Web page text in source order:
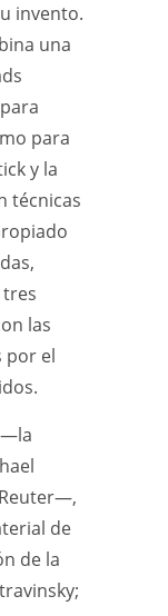
invento.
una
para
y la
técnicas
las
por el
—la
de
de la